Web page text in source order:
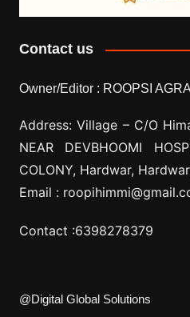
Contact us
Owner/Editor : ROOPSI
Address: Village – C/O
NEAR DEVBHOOMI
COLONY, Hardwar,
Email :
Contact :6398278379
@Digital Global Solutions